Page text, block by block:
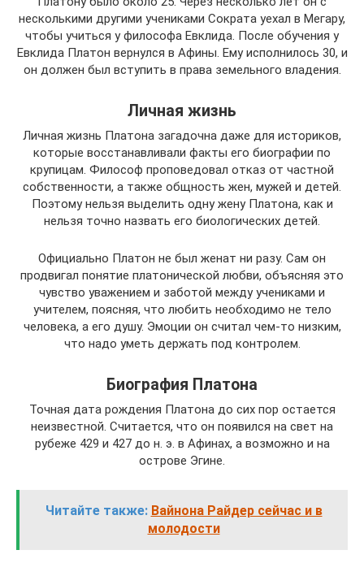
несколькими другими учениками Сократа уехал в Мегару,
чтобы учиться у философа Евклида. После обучения у
Евклида Платон вернулся в Афины. Ему исполнилось 30, и
он должен был вступить в права земельного владения.
Личная жизнь
Личная жизнь Платона загадочна даже для историков,
которые восстанавливали факты его биографии по
крупицам. Философ проповедовал отказ от частной
собственности, а также общность жен, мужей и детей.
Поэтому нельзя выделить одну жену Платона, как и
нельзя точно назвать его биологических детей.
Официально Платон не был женат ни разу. Сам он
продвигал понятие платонической любви, объясняя это
чувство уважением и заботой между учениками и
учителем, поясняя, что любить необходимо не тело
человека, а его душу. Эмоции он считал чем-то низким,
что надо уметь держать под контролем.
Биография Платона
Точная дата рождения Платона до сих пор остается
неизвестной. Считается, что он появился на свет на
рубеже 429 и 427 до н. э. в Афинах, а возможно и на
острове Эгине.
Читайте также: Вайнона Райдер сейчас и в
молодости